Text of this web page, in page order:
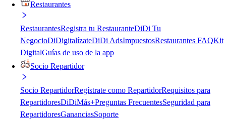
Restaurantes
RestaurantesRegistra tu RestauranteDiDi Tu
NegocioDiDigitalízateDiDi AdsImpuestosRestaurantes FAQKit
DigitalGuías de uso de la app
Socio Repartidor
Socio RepartidorRegístrate como RepartidorRequisitos para
RepartidoresDiDiMás+Preguntas FrecuentesSeguridad para
RepartidoresGananciasSoporte